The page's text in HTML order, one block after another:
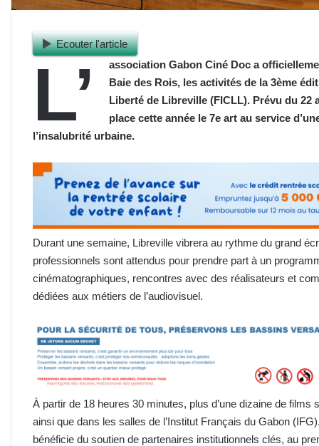
Ecouter l'article
L’
association Gabon Ciné Doc a
Baie des Rois, les activités de la 3ème
Liberté de Libreville (FICLL). Prévu du
place cette année le 7e art au service
l’insalubrité urbaine.
Durant une semaine, Libreville vibrera au rythme du grand
professionnels sont attendus pour prendre part à un
cinématographiques, rencontres avec des réalisateurs et
dédiées aux métiers de l’audiovisuel.
À partir de 18 heures 30 minutes, plus d’une dizaine de
ainsi que dans les salles de l’Institut Français du Gabon
bénéficie du soutien de partenaires institutionnels clés, au